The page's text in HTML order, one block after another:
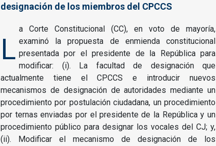
designación de los miembros del CPCCS
L
a Corte Constitucional (CC), en voto de mayoría,
examinó la propuesta de enmienda constitucional
presentada por el presidente de la República para
modificar: (i). La facultad de designación que
actualmente tiene el CPCCS e introducir nuevos
mecanismos de designación de autoridades mediante un
procedimiento por postulación ciudadana, un procedimiento
por ternas enviadas por el presidente de la República y un
procedimiento público para designar los vocales del CJ; y,
(ii). Modificar el mecanismo de designación de los